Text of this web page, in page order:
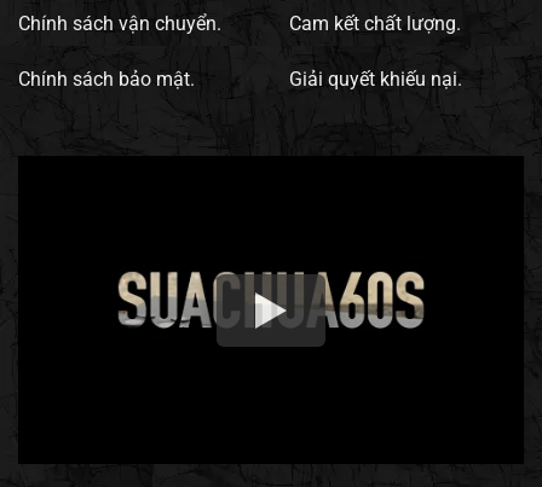
Chính sách vận chuyển.
Chính sách bảo mật.
Cam kết chất lượng.
Giải quyết khiếu nại.